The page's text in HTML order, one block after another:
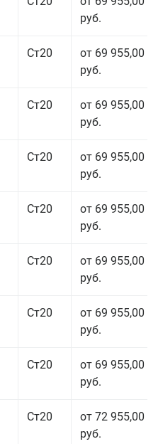
руб.
Ст20
от 69 955,00
руб.
Ст20
от 69 955,00
руб.
Ст20
от 69 955,00
руб.
Ст20
от 69 955,00
руб.
Ст20
от 69 955,00
руб.
Ст20
от 69 955,00
руб.
Ст20
от 69 955,00
руб.
Ст20
от 72 955,00
руб.